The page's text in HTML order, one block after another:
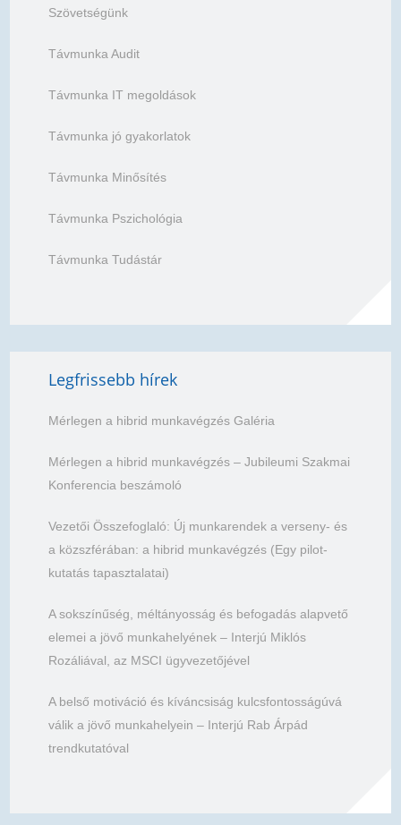
Szövetségünk
Távmunka Audit
Távmunka IT megoldások
Távmunka jó gyakorlatok
Távmunka Minősítés
Távmunka Pszichológia
Távmunka Tudástár
Legfrissebb hírek
Mérlegen a hibrid munkavégzés Galéria
Mérlegen a hibrid munkavégzés – Jubileumi Szakmai
Konferencia beszámoló
Vezetői Összefoglaló: Új munkarendek a verseny- és
a közszférában: a hibrid munkavégzés (Egy pilot-
kutatás tapasztalatai)
A sokszínűség, méltányosság és befogadás alapvető
elemei a jövő munkahelyének – Interjú Miklós
Rozáliával, az MSCI ügyvezetőjével
A belső motiváció és kíváncsiság kulcsfontosságúvá
válik a jövő munkahelyein – Interjú Rab Árpád
trendkutatóval